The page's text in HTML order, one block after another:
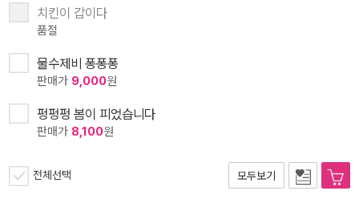
치킨이 갑이다
품절
물수제비 퐁퐁퐁
판매가 9,000원
펑펑펑 봄이 피었습니다
판매가 8,100원
전체선택 모두보기